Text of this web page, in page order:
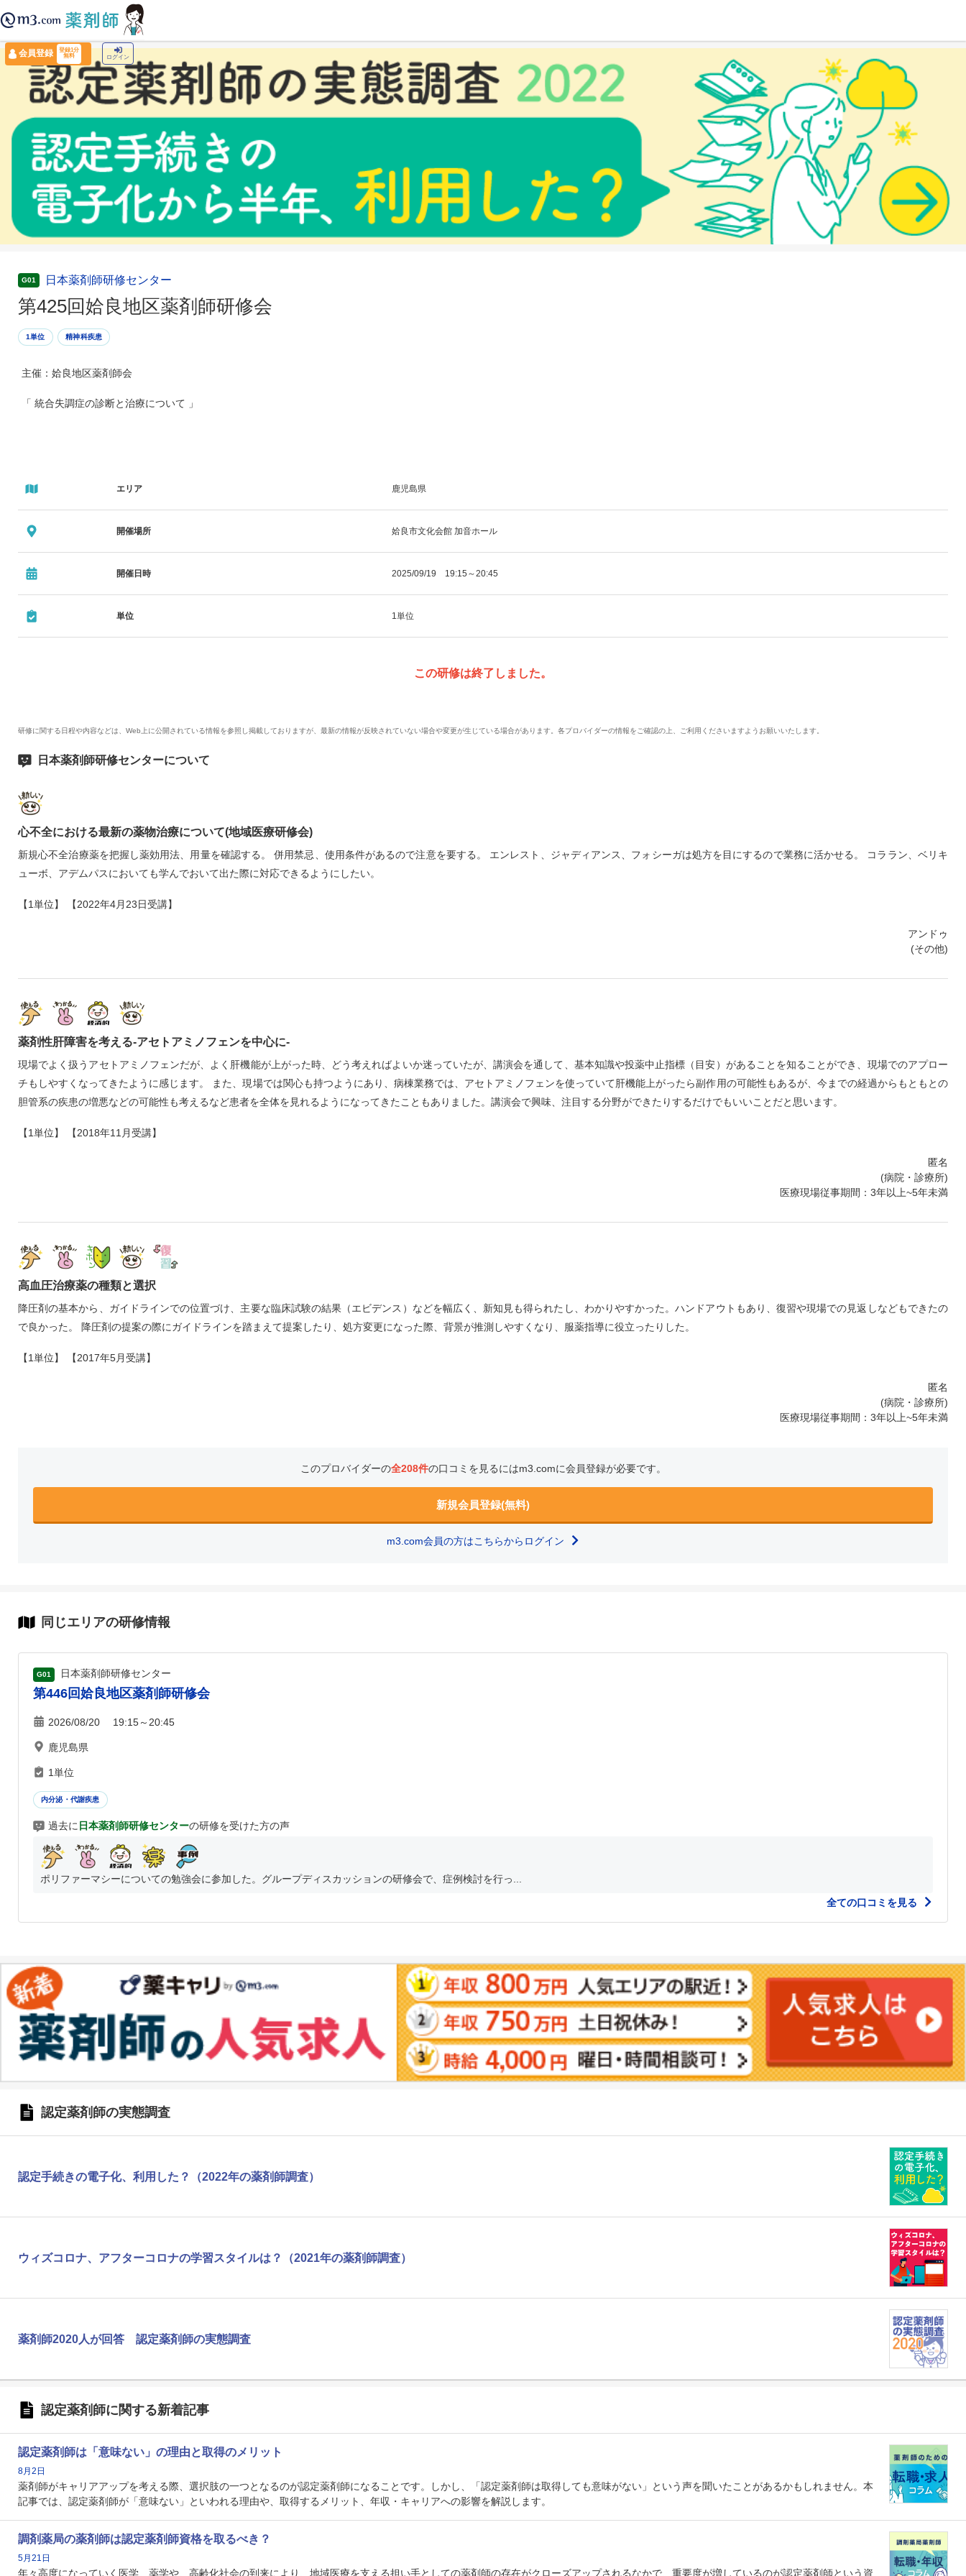
会員登録
登録1分
無料
ログイン
› 第425回姶良地区薬剤師研修会
G01 日本薬剤師研修センター
第425回姶良地区薬剤師研修会
1単位 精神科疾患
主催：姶良地区薬剤師会
「 統合失調症の診断と治療について 」
エリア 鹿児島県
開催場所 姶良市文化会館 加音ホール
開催日時 2025/09/19 19:15～20:45
単位 1単位
この研修は終了しました。
研修に関する日程や内容などは、Web上に公開されている情報を参照し掲載しておりますが、最新の情報が反映されていない場合や変更が生じている場合があります。各プロバイダーの情報をご確認の上、ご利用くださいますようお願いいたします。
日本薬剤師研修センターについて
心不全における最新の薬物治療について(地域医療研修会)
新規心不全治療薬を把握し薬効用法、用量を確認する。 併用禁忌、使用条件があるので注意を要する。 エンレスト、ジャディアンス、フォシーガは処方を目にするので業務に活かせる。 コララン、ベリキ
ューボ、アデムパスにおいても学んでおいて出た際に対応できるようにしたい。
【1単位】 【2022年4月23日受講】
アンドゥ
(その他)
薬剤性肝障害を考える‐アセトアミノフェンを中心に‐
現場でよく扱うアセトアミノフェンだが、よく肝機能が上がった時、どう考えればよいか迷っていたが、講演会を通して、基本知識や投薬中止指標（目安）があることを知ることができ、現場でのアプロー
チもしやすくなってきたように感じます。 また、現場では関心も持つようにあり、病棟業務では、アセトアミノフェンを使っていて肝機能上がったら副作用の可能性もあるが、今までの経過からもともとの
胆管系の疾患の増悪などの可能性も考えるなど患者を全体を見れるようになってきたこともありました。講演会で興味、注目する分野ができたりするだけでもいいことだと思います。
【1単位】 【2018年11月受講】
匿名
(病院・診療所)
医療現場従事期間：3年以上~5年未満
高血圧治療薬の種類と選択
降圧剤の基本から、ガイドラインでの位置づけ、主要な臨床試験の結果（エビデンス）などを幅広く、新知見も得られたし、わかりやすかった。ハンドアウトもあり、復習や現場での見返しなどもできたの
で良かった。 降圧剤の提案の際にガイドラインを踏まえて提案したり、処方変更になった際、背景が推測しやすくなり、服薬指導に役立ったりした。
【1単位】 【2017年5月受講】
匿名
(病院・診療所)
医療現場従事期間：3年以上~5年未満
このプロバイダーの全208件の口コミを見るにはm3.comに会員登録が必要です。
新規会員登録(無料)
m3.com会員の方はこちらからログイン
同じエリアの研修情報
G01 日本薬剤師研修センター
第446回姶良地区薬剤師研修会
2026/08/20 19:15～20:45
鹿児島県
1単位
内分泌・代謝疾患
過去に 日本薬剤師研修センターの研修を受けた方の声
ポリファーマシーについての勉強会に参加した。グループディスカッションの研修会で、症例検討を行っ...
全ての口コミを見る
認定薬剤師の実態調査
認定手続きの電子化、利用した？（2022年の薬剤師調査）
ウィズコロナ、アフターコロナの学習スタイルは？（2021年の薬剤師調査）
薬剤師2020人が回答 認定薬剤師の実態調査
認定薬剤師に関する新着記事
認定薬剤師は「意味ない」の理由と取得のメリット
8月2日
薬剤師がキャリアアップを考える際、選択肢の一つとなるのが認定薬剤師になることです。しかし、「認定薬剤師は取得しても意味がない」という声を聞いたことがあるかもしれません。本
記事では、認定薬剤師が「意味ない」といわれる理由や、取得するメリット、年収・キャリアへの影響を解説します。
調剤薬局の薬剤師は認定薬剤師資格を取るべき？
5月21日
年々高度になっていく医学、薬学や、高齢化社会の到来により、地域医療を支える担い手としての薬剤師の存在がクローズアップされるなかで、重要度が増しているのが認定薬剤師という資